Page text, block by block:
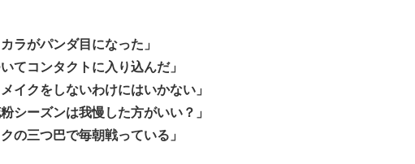
ラがパンダ目になった」
てコンタクトに入り込んだ」
イクをしないわけにはいかない」
シーズンは我慢した方がいい？」
の三つ巴で毎朝戦っている」